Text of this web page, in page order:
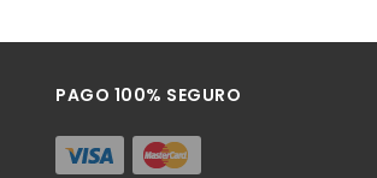
PAGO 100% SEGURO